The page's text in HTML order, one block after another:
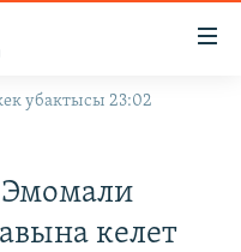
убактысы 23:02
келет